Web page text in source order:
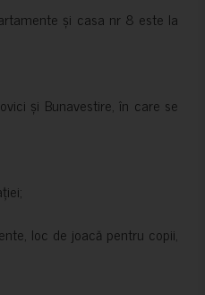
și casa nr 8 este la
și Bunavestire, în care se
loc de joacă pentru copii,